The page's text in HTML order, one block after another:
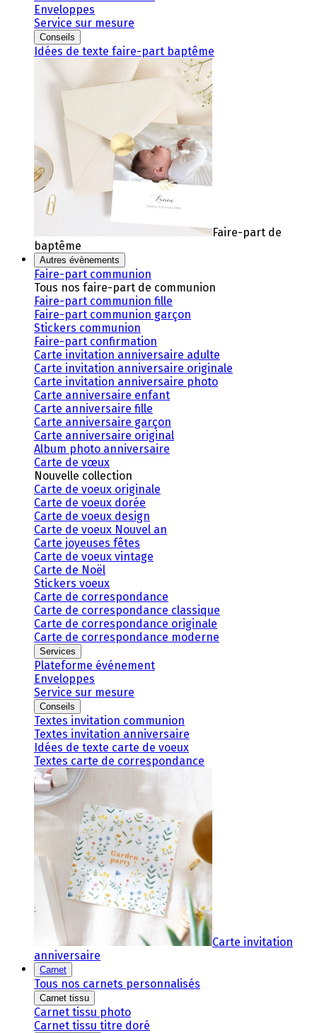
Enveloppes
Service sur mesure
Conseils
Idées de texte faire-part baptême
Faire-part de
baptême
Autres évènements
Faire-part communion
Tous nos faire-part de communion
Faire-part communion fille
Faire-part communion garçon
Stickers communion
Faire-part confirmation
Carte invitation anniversaire adulte
Carte invitation anniversaire originale
Carte invitation anniversaire photo
Carte anniversaire enfant
Carte anniversaire fille
Carte anniversaire garçon
Carte anniversaire original
Album photo anniversaire
Carte de vœux
Nouvelle collection
Carte de voeux originale
Carte de voeux dorée
Carte de voeux design
Carte de voeux Nouvel an
Carte joyeuses fêtes
Carte de voeux vintage
Carte de Noël
Stickers voeux
Carte de correspondance
Carte de correspondance classique
Carte de correspondance originale
Carte de correspondance moderne
Services
Plateforme événement
Enveloppes
Service sur mesure
Conseils
Textes invitation communion
Textes invitation anniversaire
Idées de texte carte de voeux
Textes carte de correspondance
Carte invitation
anniversaire
Carnet
Tous nos carnets personnalisés
Carnet tissu
Carnet tissu photo
Carnet tissu titre doré